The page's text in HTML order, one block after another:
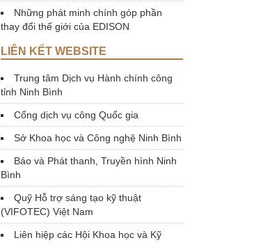
Những phát minh chính góp phần
thay đổi thế giới của EDISON
LIÊN KẾT WEBSITE
Trung tâm Dịch vụ Hành chính công
tỉnh Ninh Bình
Cổng dịch vụ công Quốc gia
Sở Khoa học và Công nghệ Ninh Bình
Báo và Phát thanh, Truyền hình Ninh
Bình
Quỹ Hỗ trợ sáng tạo kỹ thuật
(VIFOTEC) Việt Nam
Liên hiệp các Hội Khoa học và Kỹ